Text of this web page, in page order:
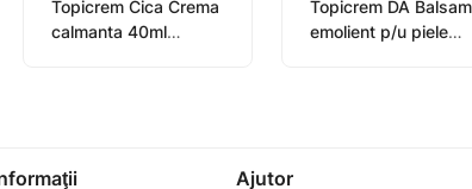
netezește ridurile și linii fine, accelerează
pielea și întărește bariera cutanată.
față, gât și decolteu. Începeți cu 2 utilizări pe
Topicrem Cica Crema
calmanta 40ml
Topicrem DA Balsam
emolient p/u piele
Ajutor